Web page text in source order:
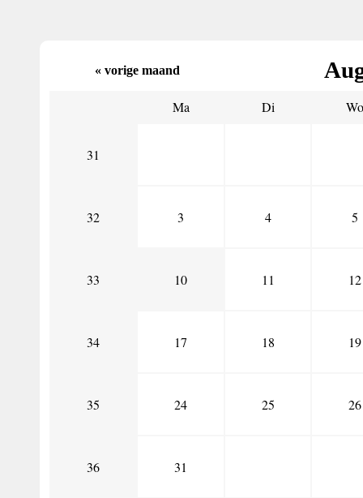
« vorige maand
Ma Di Wo
31
32 3 4 5
33 10 11 12
34 17 18 19
35 24 25 26
36 31